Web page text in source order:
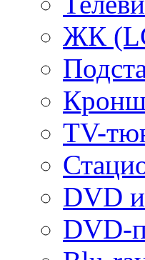
ЖК
TV-
DVD
DVD-